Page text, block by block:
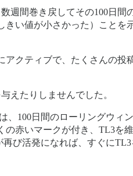
週間巻き戻してその100日
い値が小さかった）ことを
クティブで、たくさんの投
えたりしませんでした。
100日間のローリングウィ
赤いマークが付き、TL3を
び活発になれば、すぐに